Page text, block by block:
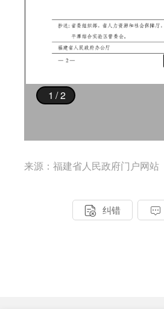
来源：福建省人民政府门户网站
 纠错 